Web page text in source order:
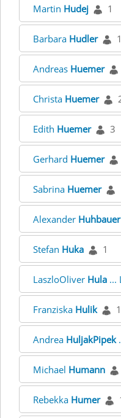
Martin Hudej 1
Barbara Hudler 1
Andreas Huemer
Christa Huemer
Edith Huemer 3
Gerhard Huemer
Sabrina Huemer
Alexander Huhbauer
Stefan Huka 1
LaszloOliver Hula ...
Franziska Hulik 1
Andrea HuljakPipek
Michael Humann
Rebekka Humer